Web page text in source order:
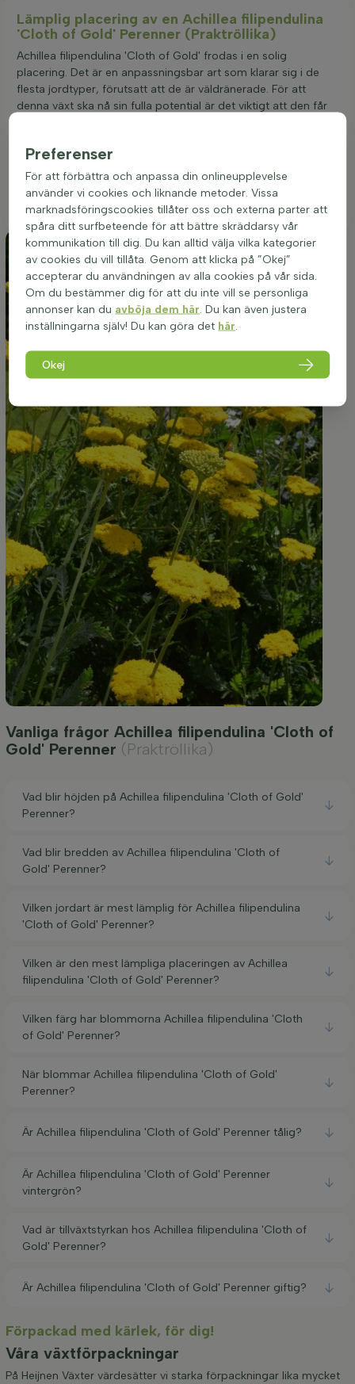
Lämplig placering av en Achillea filipendulina
'Cloth of Gold' Perenner (Praktröllika)
Achillea filipendulina 'Cloth of Gold' frodas i en solig
placering. Det är en anpassningsbar art som klarar sig i de
flesta jordtyper, förutsatt att de är väldränerade. För att
denna växt ska nå sin fulla potential är det viktigt att den får
plats i trädgården eller i en rabatt där solen når utan hinder är
att föredra för att optimera växtens imponerande höjd och
dess karakteristiska gula blommor under sommar- och
höstmånaderna.
Vanliga frågor Achillea filipendulina 'Cloth of
Gold' Perenner (Praktröllika)
Vad blir höjden på Achillea filipendulina 'Cloth of Gold'
Perenner?
Vad blir bredden av Achillea filipendulina 'Cloth of
Gold' Perenner?
Vilken jordart är mest lämplig för Achillea filipendulina
'Cloth of Gold' Perenner?
Vilken är den mest lämpliga placeringen av Achillea
filipendulina 'Cloth of Gold' Perenner?
Vilken färg har blommorna Achillea filipendulina 'Cloth
of Gold' Perenner?
När blommar Achillea filipendulina 'Cloth of Gold'
Perenner?
Är Achillea filipendulina 'Cloth of Gold' Perenner tålig?
Är Achillea filipendulina 'Cloth of Gold' Perenner
vintergrön?
Vad är tillväxtstyrkan hos Achillea filipendulina 'Cloth of
Gold' Perenner?
Är Achillea filipendulina 'Cloth of Gold' Perenner giftig?
Förpackad med kärlek, för dig!
Våra växtförpackningar
På Heijnen Växter värdesätter vi starka förpackningar lika mycket
Preferenser
För att förbättra och anpassa din onlineupplevelse
använder vi cookies och liknande metoder. Vissa
marknadsföringscookies tillåter oss och externa parter att
spåra ditt surfbeteende för att bättre skräddarsy vår
kommunikation till dig. Du kan alltid välja vilka kategorier
av cookies du vill tillåta. Genom att klicka på ”Okej”
accepterar du användningen av alla cookies på vår sida.
Om du bestämmer dig för att du inte vill se personliga
annonser kan du avböja dem här . Du kan även justera
inställningarna själv! Du kan göra det här
Okej